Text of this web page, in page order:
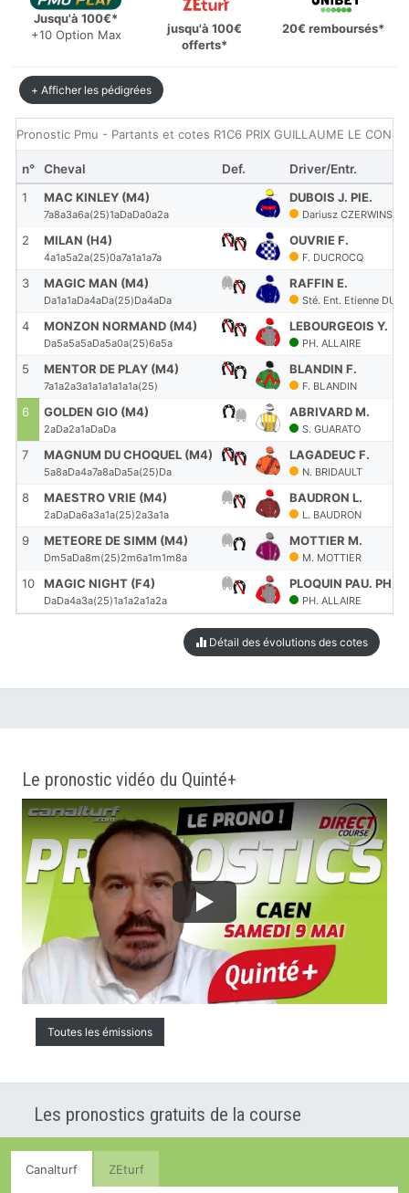
Jusqu'à 100€*
+10 Option Max
jusqu'à 100€
offerts*
20€ remboursés*
+ Afficher les pédigrées
Pronostic Pmu - Partants et cotes R1C6 PRIX GUILLAUME LE
n° Cheval Def.
Driver/Entr.
1
MAC KINLEY (M4)
7a8a3a6a(25)1aDaDa0a2a
DUBOIS J. PIE.
Dariusz CZERWINSKI
2 MILAN (H4)
4a1a5a2a(25)0a7a1a1a7a
OUVRIE F.
F. DUCROCQ
3 MAGIC MAN (M4)
Da1a1aDa4aDa(25)Da4aDa
RAFFIN E.
Sté. Ent. Etienne
4 MONZON NORMAND (M4)
Da5a5a5aDa5a0a(25)6a5a
LEBOURGEOIS Y.
PH. ALLAIRE
5 MENTOR DE PLAY (M4)
7a1a2a3a1a1a1a1a1a(25)
BLANDIN F.
F. BLANDIN
6 GOLDEN GIO (M4)
2aDa2a1aDaDa
ABRIVARD M.
S. GUARATO
7 MAGNUM DU CHOQUEL (M4)
5a8aDa4a7a8aDa5a(25)Da
LAGADEUC F.
N. BRIDAULT
8 MAESTRO VRIE (M4)
2aDaDa6a3a1a(25)2a3a1a
BAUDRON L.
L. BAUDRON
9 METEORE DE SIMM (M4)
Dm5aDa8m(25)2m6a1m1m8a
MOTTIER M.
M. MOTTIER
10 MAGIC NIGHT (F4)
DaDa4a3a(25)1a1a2a1a2a
PLOQUIN PAU. PH.
PH. ALLAIRE
Détail des évolutions des cotes
Le pronostic vidéo du Quinté+
Toutes les émissions
Les pronostics gratuits de la course
Canalturf ZEturf